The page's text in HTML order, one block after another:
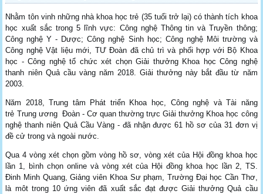
Nhằm tôn vinh những nhà khoa học trẻ (35 tuổi trở lại) có thành tích khoa
học xuất sắc trong 5 lĩnh vực: Công nghệ Thông tin và Truyền thông;
Công nghệ Y - Dược; Công nghệ Sinh học; Công nghệ Môi trường và
Công nghệ Vật liệu mới, TƯ Đoàn đã chủ trì và phối hợp với Bộ Khoa
học - Công nghệ tổ chức xét chọn Giải thưởng Khoa học Công nghệ
thanh niên Quả cầu vàng năm 2018. Giải thưởng này bắt đầu từ năm
2003.
Năm 2018, Trung tâm Phát triển Khoa học, Công nghệ và Tài năng
trẻ Trung ương Đoàn - Cơ quan thường trực Giải thưởng Khoa học công
nghệ thanh niên Quả Cầu Vàng - đã nhận được 61 hồ sơ của 31 đơn vị
đề cử trong và ngoài nước.
Qua 4 vòng xét chọn gồm vòng hồ sơ, vòng xét của Hội đồng khoa học
lần 1, bình chọn online và vòng xét của Hội đồng khoa học lần 2, TS.
Đinh Minh Quang, Giảng viên Khoa Sư phạm, Trường Đại học Cần Thơ,
là môt trong 10 ứng viên đã xuất sắc đạt được Giải thưởng Quả cầu